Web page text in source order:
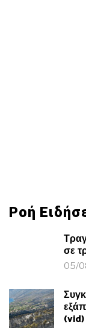
Ροή
σε
05/
(vid)